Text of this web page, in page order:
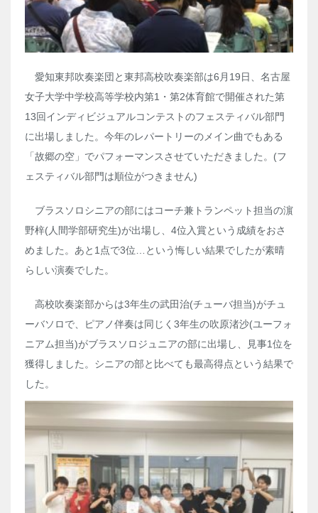
愛知東邦吹奏楽団と東邦高校吹奏楽部は6月19日、名古屋
女子大学中学校高等学校内第1・第2体育館で開催された第
13回インディビジュアルコンテストのフェスティバル部門
に出場しました。今年のレパートリーのメイン曲でもある
「故郷の空」でパフォーマンスさせていただきました。(フ
ェスティバル部門は順位がつきません)
ブラスソロシニアの部にはコーチ兼トランペット担当の濵
野梓(人間学部研究生)が出場し、4位入賞という成績をおさ
めました。あと1点で3位…という悔しい結果でしたが素晴
らしい演奏でした。
高校吹奏楽部からは3年生の武田治(チューバ担当)がチュ
ーバソロで、ピアノ伴奏は同じく3年生の吹原渚沙(ユーフォ
ニアム担当)がブラスソロジュニアの部に出場し、見事1位を
獲得しました。シニアの部と比べても最高得点という結果で
した。